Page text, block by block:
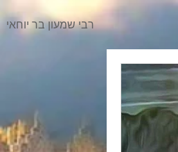
רבי שמעון בר יוחאי